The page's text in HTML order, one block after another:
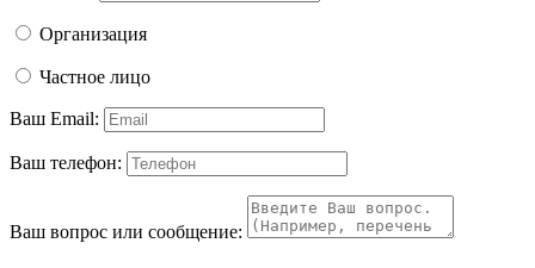
Организация
Частное лицо
Ваш Email:
Ваш телефон:
Ваш вопрос или сообщение: